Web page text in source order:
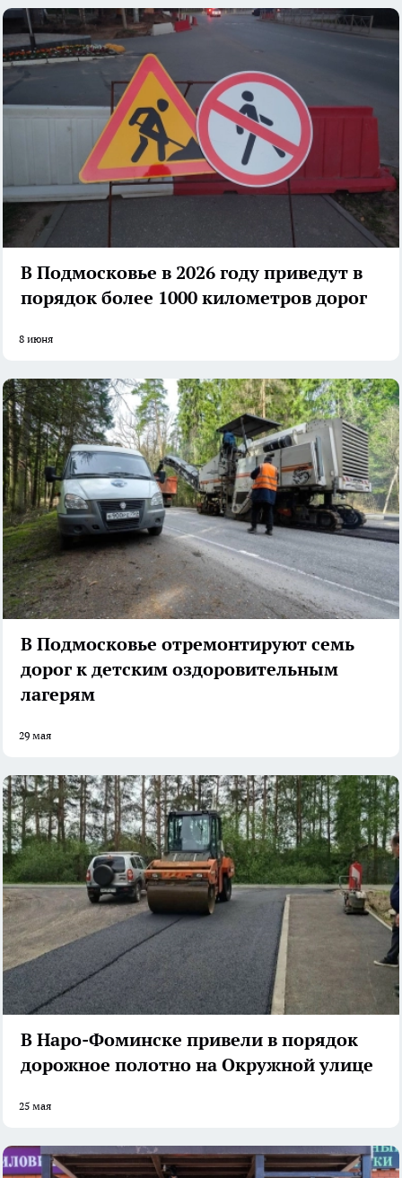
В Подмосковье в 2026 году приведут в
порядок более 1000 километров дорог
8 июня
В Подмосковье отремонтируют семь
дорог к детским оздоровительным
лагерям
29 мая
В Наро-Фоминске привели в порядок
дорожное полотно на Окружной улице
25 мая